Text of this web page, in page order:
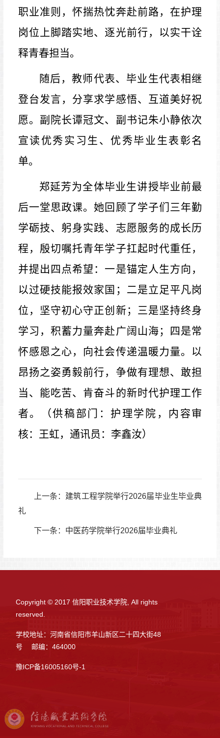
职业准则，怀揣热忱奔赴前路，在护理
岗位上脚踏实地、逐光前行，以实干诠
释青春担当。
随后，教师代表、毕业生代表相继
登台发言，分享求学感悟、互道美好祝
愿。副院长谭冠文、副书记朱小静依次
宣读优秀实习生、优秀毕业生表彰名
单。
郑延芳为全体毕业生讲授毕业前最
后一堂思政课。她回顾了学子们三年勤
学砺技、躬身实践、志愿服务的成长历
程，殷切嘱托青年学子扛起时代重任，
并提出四点希望：一是锚定人生方向，
以过硬技能报效家国；二是立足平凡岗
位，坚守初心守正创新；三是坚持终身
学习，积蓄力量奔赴广阔山海；四是常
怀感恩之心，向社会传递温暖力量。以
昂扬之姿勇毅前行，争做有理想、敢担
当、能吃苦、肯奋斗的新时代护理工作
者。（供稿部门：护理学院，内容审
核：王虹，通讯员：李鑫汝）
上一条： 建筑工程学院举行2026届毕业生毕业典
礼
下一条： 中医药学院举行2026届毕业典礼
Copyright © 2017 信阳职业技术学院, All rights
reserved.
学校地址：河南省信阳市羊山新区二十四大街48
号 邮编：464000
豫ICP备16005160号-1